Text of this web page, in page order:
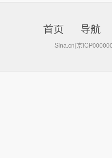
首页 导航
Sina.cn(京